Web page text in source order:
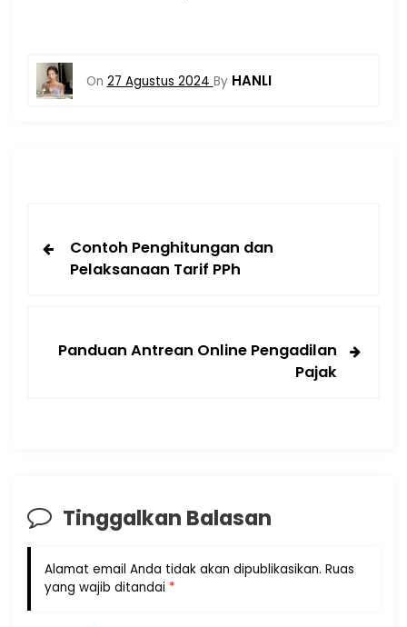
On 27 Agustus 2024 By HANLI
Contoh Penghitungan dan
Pelaksanaan Tarif PPh
Panduan Antrean Online Pengadilan
Pajak
Tinggalkan Balasan
Alamat email Anda tidak akan dipublikasikan. Ruas
yang wajib ditandai *